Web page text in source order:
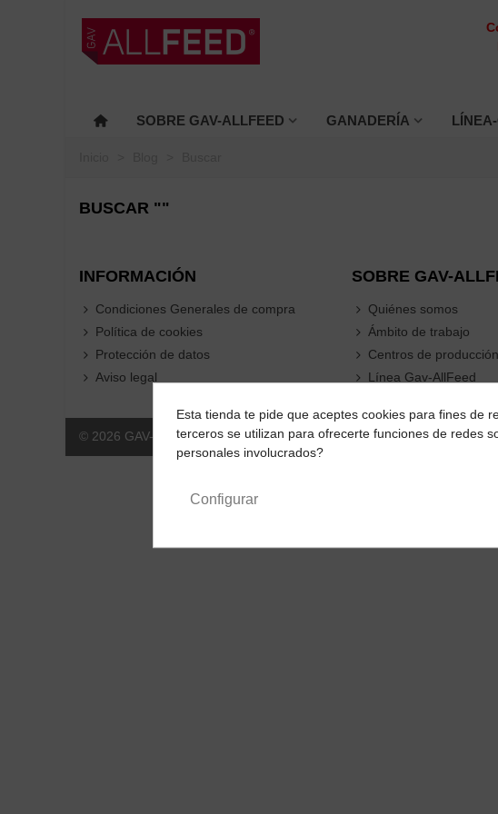
SOBRE GAV-ALLFEED GANADERÍA
BUSCAR ""
INFORMACIÓN
Condiciones Generales de compra
Política de cookies
Protección de datos
Aviso legal
SOBRE GAV-
Quiénes somos
Ámbito de trabajo
Centros de producción
Línea Gav-AllFeed
© 2026 GAV-ALLFEED. All Rights Reserved
Esta tienda te pide que aceptes cookies para fines de
terceros se utilizan para ofrecerte funciones de redes
personales involucrados?
Configurar